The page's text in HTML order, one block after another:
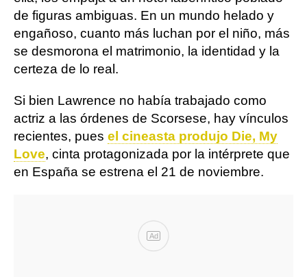
de figuras ambiguas. En un mundo helado y
engañoso, cuanto más luchan por el niño, más
se desmorona el matrimonio, la identidad y la
certeza de lo real.
Si bien Lawrence no había trabajado como
actriz a las órdenes de Scorsese, hay vínculos
recientes, pues el cineasta produjo Die, My
Love, cinta protagonizada por la intérprete que
en España se estrena el 21 de noviembre.
Ad